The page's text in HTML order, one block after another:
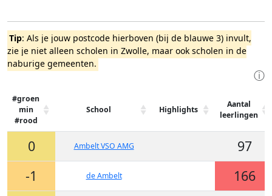
Tip: Als je jouw postcode hierboven (bij de blauwe 3) invult,
zie je niet alleen scholen in Zwolle, maar ook scholen in de
naburige gemeenten.
ⓘ
#groen
min
#rood
School Highlights
Aantal
leerlingen
0 Ambelt VSO AMG
97
-1
de Ambelt
166